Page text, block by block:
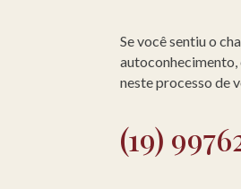
Se você sentiu o
autoconhecimento,
neste processo de
(19)